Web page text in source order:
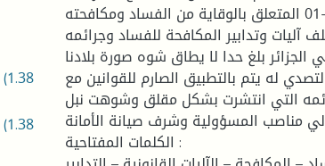
(1.38
(1.38
الدولية من خلال إصدار قانون رقم 06-01 المتعلق بالوقاية من الفساد ومكافحته
آليات وتدابير المكافحة للفساد وجرائمه.
الجزائر بلغ حدا لا يطاق شوه صورة بلادنا
له يتم بالتطبيق الصارم للقوانين مع
التي انتشرت بشكل مقلق وشوهت نبل
مناصب المسؤولية وشرف صيانة الأمانة.
الكلمات المفتاحية :